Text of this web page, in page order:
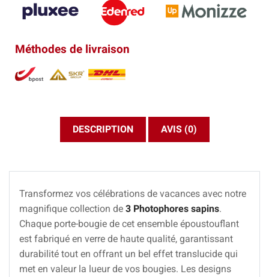
Méthodes de livraison
DESCRIPTION AVIS (0)
Transformez vos célébrations de vacances avec notre
magnifique collection de 3 Photophores sapins.
Chaque porte-bougie de cet ensemble époustouflant
est fabriqué en verre de haute qualité, garantissant
durabilité tout en offrant un bel effet translucide qui
met en valeur la lueur de vos bougies. Les designs